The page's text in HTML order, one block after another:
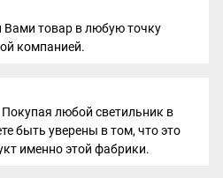
товар в любую точку
компанией.
любой светильник в
быть уверены в том, что это
именно этой фабрики.